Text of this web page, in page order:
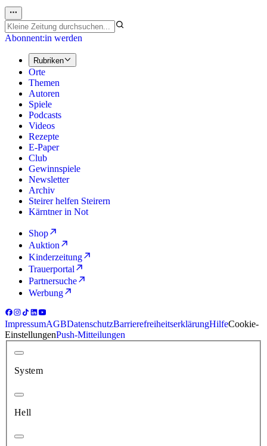
Abonnent:in werden
Rubriken
Orte
Themen
Autoren
Spiele
Podcasts
Videos
Rezepte
E-Paper
Club
Gewinnspiele
Newsletter
Archiv
Steirer helfen Steirern
Kärntner in Not
Shop
Auktion
Kinderzeitung
Trauerportal
Partnersuche
Werbung
ImpressumAGBDatenschutzBarrierefreiheitserklärungHilfeCookie-
EinstellungenPush-Mitteilungen
System
Hell